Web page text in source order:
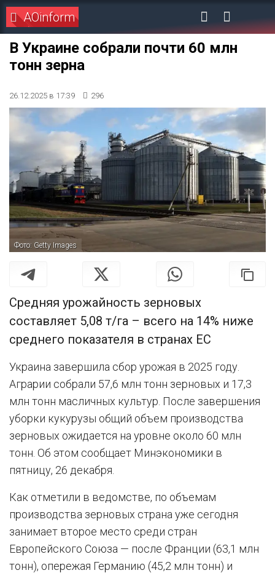
AOinform
В Украине собрали почти 60 млн
тонн зерна
26.12.2025 в 17:39 296
Фото: Getty Images
Средняя урожайность зерновых
составляет 5,08 т/га – всего на 14% ниже
среднего показателя в странах ЕС
Украина завершила сбор урожая в 2025 году.
Аграрии собрали 57,6 млн тонн зерновых и 17,3
млн тонн масличных культур. После завершения
уборки кукурузы общий объем производства
зерновых ожидается на уровне около 60 млн
тонн. Об этом сообщает Минэкономики в
пятницу, 26 декабря.
Как отметили в ведомстве, по объемам
производства зерновых страна уже сегодня
занимает второе место среди стран
Европейского Союза — после Франции (63,1 млн
тонн), опережая Германию (45,2 млн тонн) и